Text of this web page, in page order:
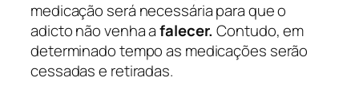
medicação será necessária para que o
adicto não venha afalecer. Contudo, em
determinado tempo as medicações serão
cessadas e retiradas.